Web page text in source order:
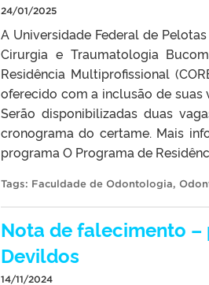
24/01/2025
A Universidade Federal de
Cirurgia e Traumatologia
Residência Multiprofissional
oferecido com a inclusão de suas
Serão disponibilizadas duas
cronograma do certame. Mais
programa O Programa de
Tags: Faculdade de Odontologia,
Nota de falecimento
Devildos
14/11/2024